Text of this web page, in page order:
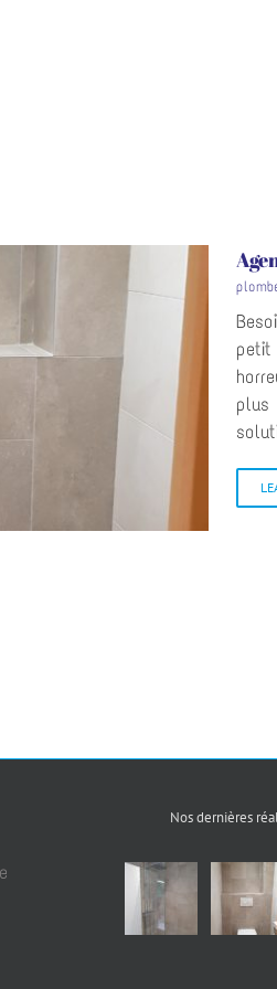
plus
Nos dernières